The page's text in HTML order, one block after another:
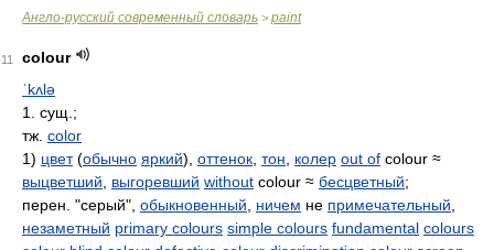
Англо-русский современный словарь > paint
11
colour
ˈkʌlə
1. сущ.;
тж. color
1) цвет(обычно яркий), оттенок тон колер out of colour ≈
выцветший
выгоревший without colour ≈ бесцветный;
перен. "серый", обыкновенный ничем не примечательный
незаметный primary colours simple colours fundamental colours